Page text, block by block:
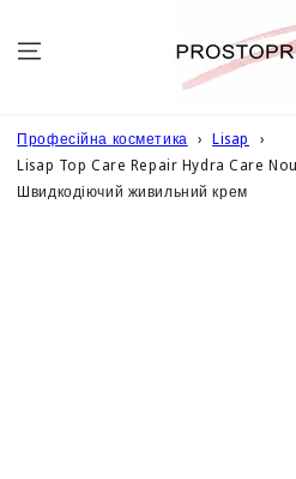
Професійна косметика
Lisap
Lisap Top Care Repair Hydra Care
Швидкодіючий живильний крем